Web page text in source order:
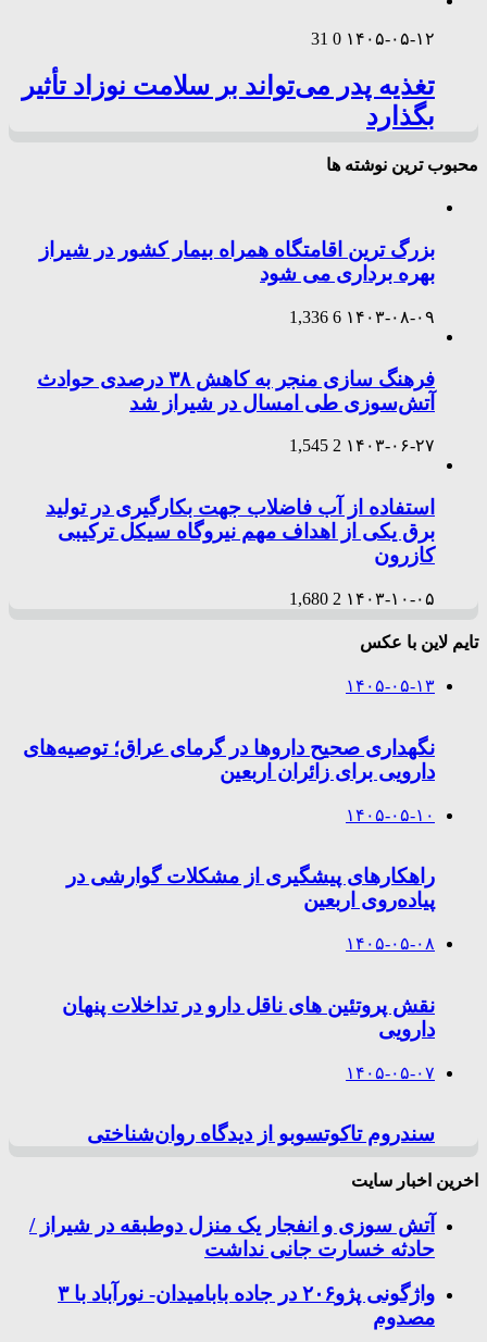
۱۴۰۵-۰۵-۱۲ 0
31
تغذیه پدر می‌تواند بر سلامت نوزاد تأثیر
بگذارد
محبوب ترین نوشته ها
بزرگ ترین اقامتگاه همراه بیمار کشور در شیراز
بهره برداری می شود
۱۴۰۳-۰۸-۰۹ 6
1,336
فرهنگ سازی منجر به کاهش ۳۸ درصدی حوادث
آتش‌سوزی طی امسال در شیراز شد
۱۴۰۳-۰۶-۲۷ 2
1,545
استفاده از آب فاضلاب جهت بکارگیری در تولید
برق یکی از اهداف مهم نیروگاه سیکل ترکیبی
کازرون
۱۴۰۳-۱۰-۰۵ 2
1,680
تایم لاین با عکس
۱۴۰۵-۰۵-۱۳
نگهداری صحیح داروها در گرمای عراق؛ توصیه‌های
دارویی برای زائران اربعین
۱۴۰۵-۰۵-۱۰
راهکارهای پیشگیری از مشکلات گوارشی در
پیاده‌روی اربعین
۱۴۰۵-۰۵-۰۸
نقش پروتئین های ناقل دارو در تداخلات پنهان
دارویی
۱۴۰۵-۰۵-۰۷
سندروم تاکوتسوبو از دیدگاه روان‌شناختی
اخرین اخبار سایت
آتش سوزی و انفجار یک منزل دوطبقه در شیراز /
حادثه خسارت جانی نداشت
واژگونی پژو۲۰۶ در جاده بابامیدان- نورآباد با ۳
مصدوم